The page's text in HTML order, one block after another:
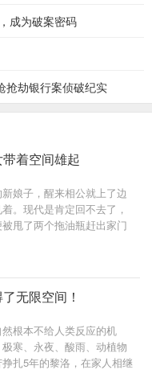
成为破案密码
抢劫银行案侦破纪实
着空间雄起
娘子，醒来相公就上了边
。现代是肯定回不去了，
甩了两个拖油瓶赶出家门
商城一个，兢兢业业的暗
男人呀？带着萌娃做个富
战死，就来了个要跟她抢
抢就抢？想得到美！”请有
俊无双的男人，时不时
人开口：那谁……你欠了
吧！多少？咱别的没有，
笑：清白之身，无价！
无限空间！
根本不给人类反应的机
寒、永夜、酸雨、动植物
扎5年的黎洛，在家人相继